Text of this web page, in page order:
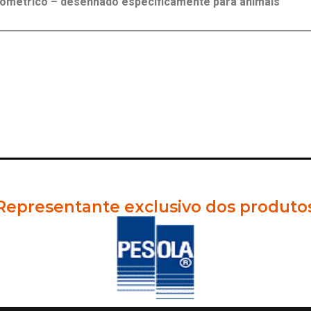
exclusivo dos